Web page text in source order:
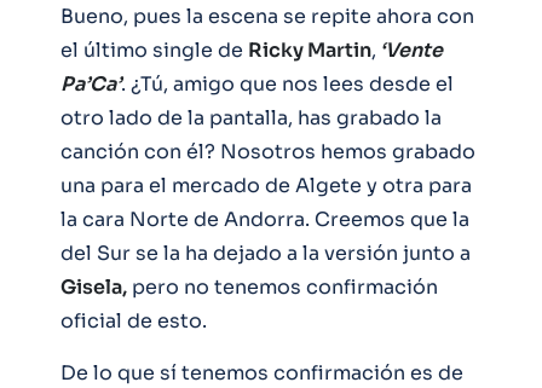
Bueno, pues la escena se repite ahora con
el último single de Ricky Martin, ‘Vente
Pa’Ca’. ¿Tú, amigo que nos lees desde el
otro lado de la pantalla, has grabado la
canción con él? Nosotros hemos grabado
una para el mercado de Algete y otra para
la cara Norte de Andorra. Creemos que la
del Sur se la ha dejado a la versión junto a
Gisela, pero no tenemos confirmación
oficial de esto.
De lo que sí tenemos confirmación es de